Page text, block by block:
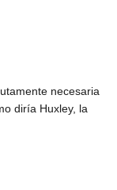
necesaria
diría Huxley, la